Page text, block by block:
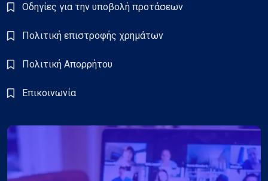
Οδηγίες για την υποβολή προτάσεων
Πολιτική επιστροφής χρημάτων
Πολιτική Απορρήτου
Επικοινωνία